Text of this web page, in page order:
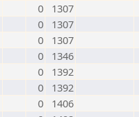
0
1307
0
1307
0
1307
0
1346
0
1392
0
1392
0
1406